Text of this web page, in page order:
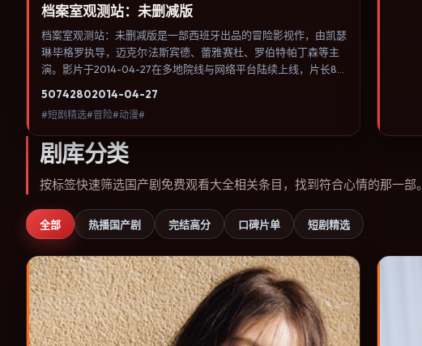
档案室观测站：未删减版
档案室观测站：未删减版是一部西班牙出品的冒险影视作，由凯瑟
琳·毕格罗执导，迈克尔·法斯宾德、蕾雅·赛杜、罗伯特·帕丁森等主
演。影片于2014-04-27在多地院线与网络平台陆续上线，片长89
果。内容聚焦人物选择与情节推进，节奏与视听语言统一，可作为
休闲观影或类型片补片的选择。
50742802014-04-27
#短剧精选#冒险#动漫#
剧库分类
按标签快速筛选国产剧免费观看大全相关条目，找到符合心情的那一部。
全部 热播国产剧 完结高分 口碑片单 短剧精选